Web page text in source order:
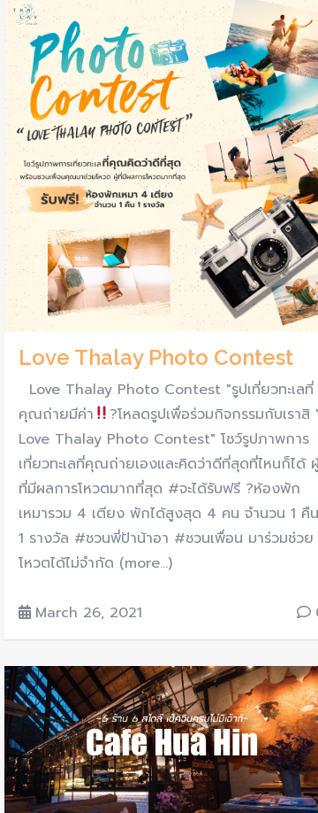
Love Thalay Photo Contest
Love Thalay Photo Contest "รูปเที่ยวทะเลที่
คุณถ่ายมีค่า
?โหลดรูปเพื่อร่วมกิจกรรมกับเราสิ
Love Thalay Photo Contest" โชว์รูปภาพการ
เที่ยวทะเลที่คุณถ่ายเองและคิดว่าดีที่สุดที่ไหนก็ได้
ที่มีผลการโหวตมากที่สุด #จะได้รับฟรี ?ห้องพัก
เหมารวม 4 เตียง พักได้สูงสุด 4 คน จำนวน 1 คืน
1 รางวัล #ชวนพี่ป้าน้าอา #ชวนเพื่อน มาร่วมช่วย
โหวตได้ไม่จำกัด (more…)
March 26, 2021